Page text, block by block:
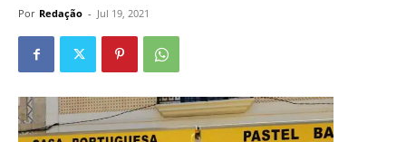
Por Redação - Jul 19, 2021